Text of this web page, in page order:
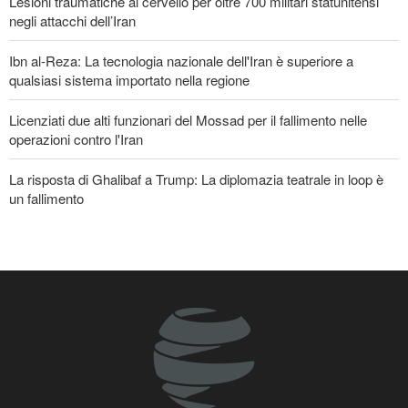
EVENTI
negli attacchi dell’Iran
Ibn al-Reza: La tecnologia nazionale dell'Iran è superiore a
qualsiasi sistema importato nella regione
Licenziati due alti funzionari del Mossad per il fallimento nelle
operazioni contro l'Iran
La risposta di Ghalibaf a Trump: La diplomazia teatrale in loop è
un fallimento
sarebbe stato pieno di guerre! Immagini selezionate
nell'anniversario del massacro atomico di Hiroshima
Araghchi ai Paesi vicini: È tempo di contare solo su noi stessi e di
abbracciare la vera fratellanza